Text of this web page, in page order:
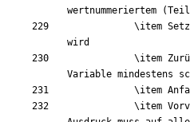
\item
\item
\item
\item